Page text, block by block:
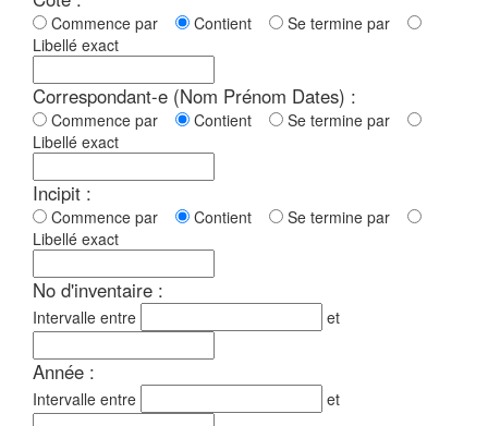
Commence par Contient
Se termine par
Libellé exact
Correspondant-e (Nom Prénom Dates) :
Commence par Contient
Se termine par
Libellé exact
Incipit :
Commence par Contient
Se termine par
Libellé exact
No d'inventaire :
Intervalle entre et
Année :
Intervalle entre et